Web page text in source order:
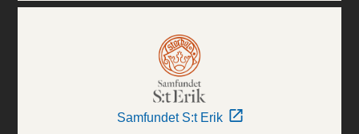
Samfundet S:t Erik